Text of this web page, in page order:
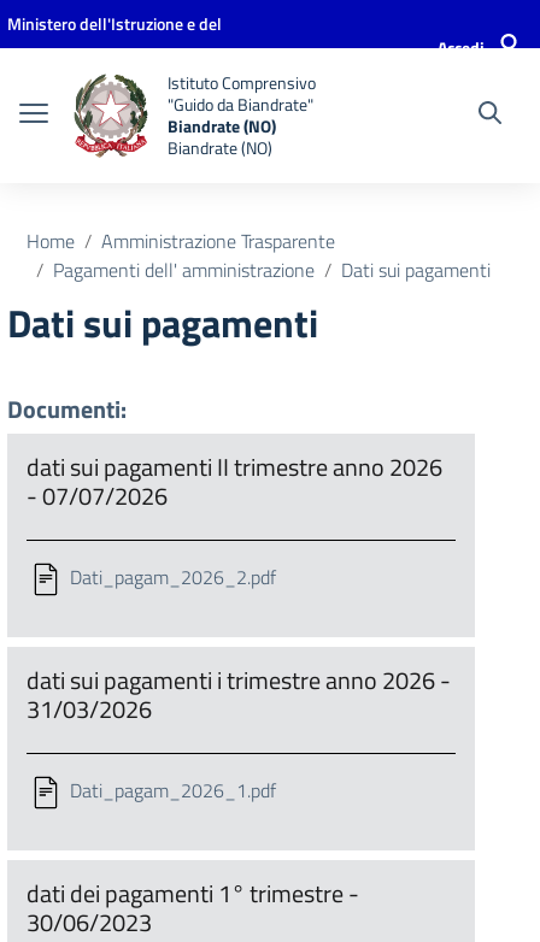
Vai ai contenuti
Vai al menu di navigazione
Vai al footer
Ministero dell'Istruzione e del
Accedi
Istituto Comprensivo
"Guido da Biandrate"
Biandrate (NO)
Biandrate (NO)
Home
Amministrazione Trasparente
Pagamenti dell' amministrazione
Dati sui pagamenti
Dati sui pagamenti
Documenti:
dati sui pagamenti II trimestre anno 2026
- 07/07/2026
Dati_pagam_2026_2.pdf
dati sui pagamenti i trimestre anno 2026 -
31/03/2026
Dati_pagam_2026_1.pdf
dati dei pagamenti 1° trimestre -
30/06/2023